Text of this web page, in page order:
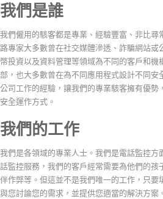
我們是誰
我們僱用的駭客都是專業、經驗豐富、非比尋
路專家大多數曾在社交媒體滲透、詐騙網站
幣投資以及資料管理等領域為不同的客戶和機
部，也大多數曾在為不同應用程式設計不同安
公司工作的經驗，讓我們的專業駭客擁有優勢
安全運作方式。
我們的工作
我們是各領域的專業人士。我們是電話監控方
話監控服務，我們的客戶經常需要為他們的孩
伴作弊等。但這並不是我們唯一的工作，只要
與您討論您的需求，並提供您適當的解決方案